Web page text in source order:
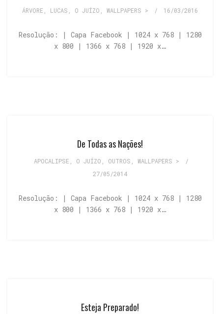
ÁRVORE LUCAS O JUÍZO WALLPAPERS > / 16/03/2016
Resolução: | Capa Facebook | 1024 x 768 | 1280
x 800 | 1366 x 768 | 1920 x…
De Todas as Nações!
APOCALIPSE O JUÍZO OUTROS WALLPAPERS >
/
27/05/2014
Resolução: | Capa Facebook | 1024 x 768 | 1280
x 800 | 1366 x 768 | 1920 x…
Esteja Preparado!